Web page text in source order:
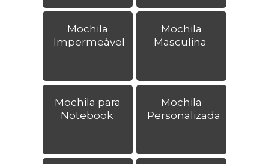
Mochila
Impermeável
Mochila
Masculina
Mochila para
Notebook
Mochila
Personalizada